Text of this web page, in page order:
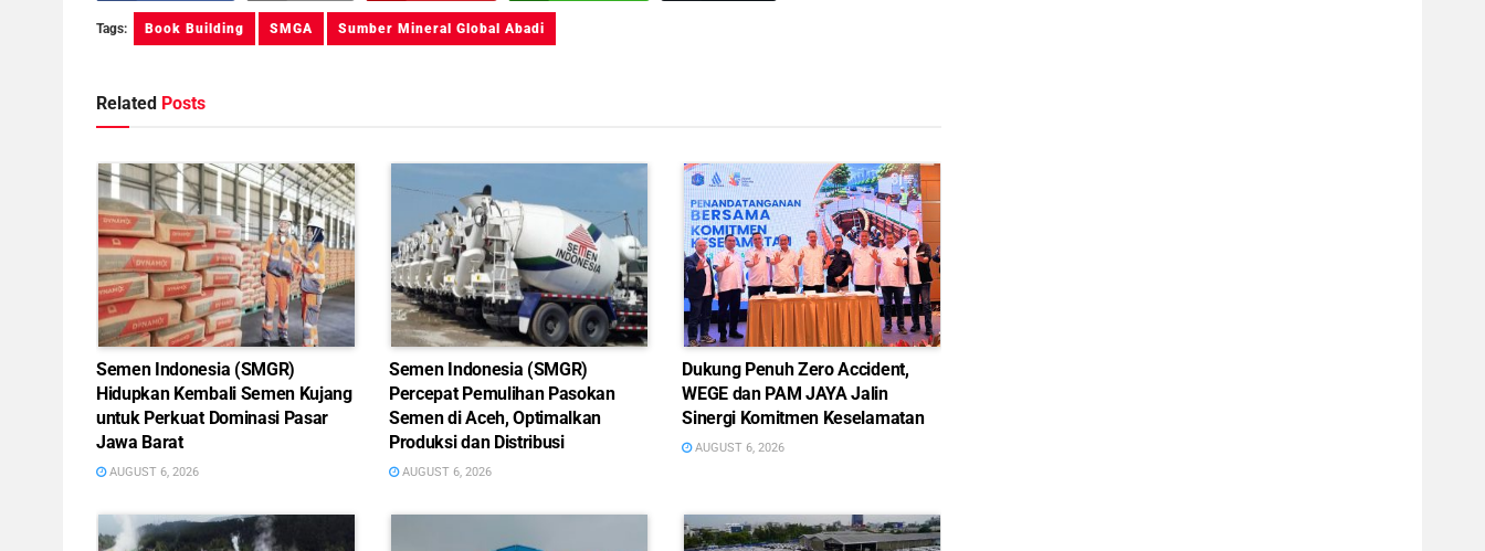
Tags: Book Building SMGA Sumber Mineral Global Abadi
Related Posts
Semen Indonesia (SMGR)
Hidupkan Kembali Semen Kujang
untuk Perkuat Dominasi Pasar
Jawa Barat
AUGUST 6, 2026
Semen Indonesia (SMGR)
Percepat Pemulihan Pasokan
Semen di Aceh, Optimalkan
Produksi dan Distribusi
AUGUST 6, 2026
Dukung Penuh Zero Accident,
WEGE dan PAM JAYA Jalin
Sinergi Komitmen Keselamatan
AUGUST 6, 2026